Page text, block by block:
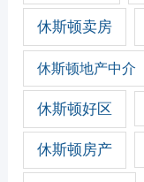
休斯顿卖房
休斯顿地产中介
休斯顿好区
休斯顿房产